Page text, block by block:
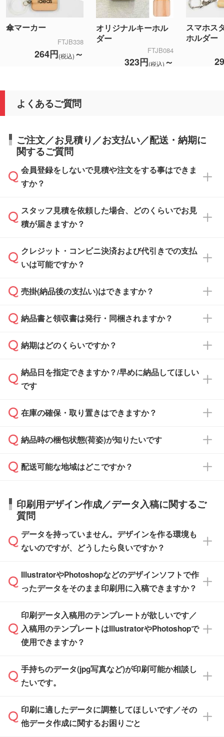
傘マーカー
FTJB338
264円(税込) ～
オリジナルキーホル
ダー
FTJB084
323円(税込) ～
スマホス
ホルダー
よくあるご質問
ご注文／お見積り／お支払い／配送・納期に
関するご質問
会員登録をしないで見積や注文をする事はできま
すか？
可能です。見積・注文フォームにて『ゲストの
まま進む』ボタンからお進みのうえ、ご依頼く
スタッフ見積を依頼した場合、どのくらいでお見
積が届きますか？
通常、翌営業日までにお送りしております。混
雑状況によっては、お時間をいただくこともご
依頼いただいた場合は、翌営業日以降のご連絡
クレジット・コンビニ決済および代引きでの支払
いは可能ですか？
銀行振込のみのご対応となります。
売掛(納品後の支払い)はできますか？
基本的には先入金をお願いしておりますが、自
どの場合は、月末締め翌月末払いに対応可能で
また、卒業・卒園記念品で対策委員会や個人様
校や幼稚園・保育園であれば、同様の条件でご
ご希望の際は担当スタッフまでお気軽にご相談
ください。
納品書と領収書は発行・同梱されますか？
納品書・領収書は ご依頼をいただいた場合の
ず、通常はPDFデータをメール添付でお送りし
ます。
たは注文フォームの『ご注文に関する備考欄』
納期はどのくらいですか？
・印刷する場合(500個程度)
ご入金、イメージ画像の校了から約2週間～2
ご入金確認後、1～2営業日で出荷いたしま
タッフまでお問い合わせください。
ル」に注文予定日をご入力いただくと、おおよ
その締切日や出荷目安をご確認いただけます。
品が決まりましたらお早めのご発注をお願いい
たします。
※土日祝日を除く営業日換算です。
※沖縄・離島は追加日数がかかります。
納品日を指定できますか？/早めに納品してほしい
です
ご希望の納期がある場合は、お問い合わせ・お
い。
応が可能かご案内いたします。
す。>>対象商品はこちら
※最短出荷日は商品によって異なります。各商
品ページにてご確認ください
在庫の確保・取り置きはできますか？
ご入金確認後に在庫を確保し、注文確定のご連
はできかねますので予めご了承ください。
納品時の梱包状態(荷姿)が知りたいです
商品によって異なります。各ページにある商品
す。(白箱、化粧箱、ブリスターパックなど)
【袋入り】 商品がひとつずつ袋に入っていま
す。(透明袋、デザイン袋など)
【個包装なし】 個包装がされていない状態で
※化粧箱から白箱への入れ替えや、オリジナル
箱の作成は原則承っておりません。
配送可能な地域はどこですか？
日本全国へお届けが可能です。なお、海外への
直接納品は行っておりませんので予めご了承く
ださい。
印刷用デザイン作成／データ入稿に関するご
質問
データを持っていません。デザインを作る環境も
ないのですが、どうしたら良いですか？
無料の「デザインシミュレーター」を使えば、
PCやスマホから簡単にデザインを作成できま
ザインソフトがなくても安心です。
また、「データ作成サービス
せいただければ、弊社にて無料でデザインデー
タを1点作成いたします。
IllustratorやPhotoshopなどのデザインソフトで作
ったデータをそのまま印刷用に入稿できますか？
IllustratorやPhotoshop、CLIP STUDIOなどのデ
ザインソフトでこだわりのデザインを作成した
い方は、完全データ入稿
積・ご注文フォームにアップロードしてご入稿
ください。
ご入稿後は経験豊富なスタッフがデータに不備
がないかチェックし、お客様と確認してから印
刷に進みますので、ご安心ください。
印刷データ入稿用のテンプレートが欲しいです／
入稿用のテンプレートはIllustratorやPhotoshopで
使用できますか？
一部商品は入稿用テンプレートのご用意があり
ます。各商品ページの『印刷方法・テンプレー
入稿用のテンプレートはPDF形式ですが、
IllustratorやPhotoshopで開いてご利用いただけ
手持ちのデータ(jpg写真など)が印刷可能か相談し
たいです。
印刷に適したデータ・解像度かどうか、担当ス
タッフが事前に確認いたします。
印刷に適したデータに調整してほしいです／その
他データ作成に関するお困りごと